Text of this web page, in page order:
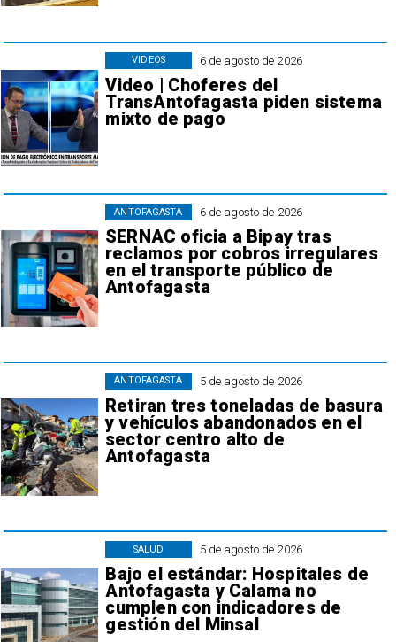
6 de agosto de 2026
Video | Choferes del
TransAntofagasta piden sistema
mixto de pago
VIDEOS
6 de agosto de 2026
SERNAC oficia a Bipay tras
reclamos por cobros irregulares
en el transporte público de
Antofagasta
ANTOFAGASTA
5 de agosto de 2026
Retiran tres toneladas de basura
y vehículos abandonados en el
sector centro alto de
Antofagasta
ANTOFAGASTA
5 de agosto de 2026
Bajo el estándar: Hospitales de
Antofagasta y Calama no
cumplen con indicadores de
gestión del Minsal
SALUD